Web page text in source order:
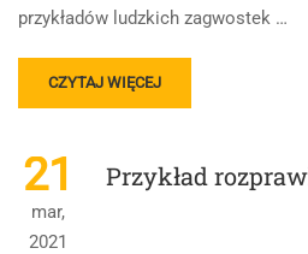
przykładów ludzkich zagwostek …
READ
MORE
ROZPRAWKA
PUNKTÓW
CZYTAJ WIĘCEJ
21
mar,
2021
Przykład